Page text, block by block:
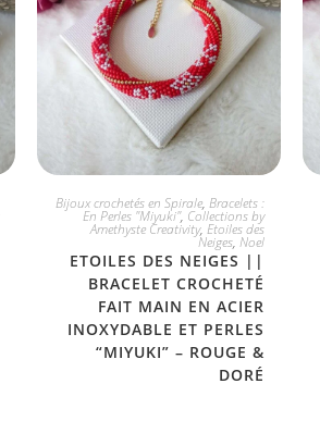
JE L'ADOPTE
Bijoux crochetés en Spirale, Bracelets :
En Perles "Miyuki", Collections by
Amethyste Creativity, Etoiles des
Neiges, Noel
ETOILES DES NEIGES ||
BRACELET CROCHETÉ
FAIT MAIN EN ACIER
INOXYDABLE ET PERLES
“MIYUKI” – ROUGE &
DORÉ